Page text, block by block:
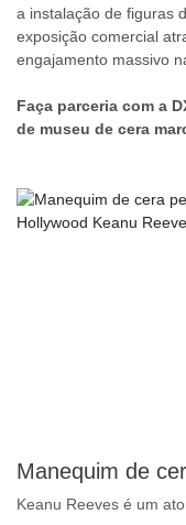
a instalação de figuras
exposição comercial
engajamento massivo
Faça parceria com a
de museu de cera
Keanu Reeves é um